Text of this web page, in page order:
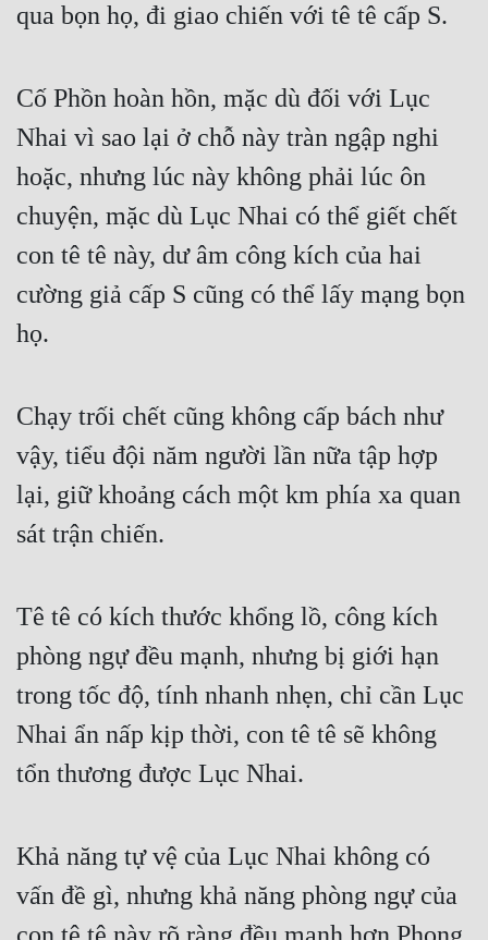
qua bọn họ, đi giao chiến với tê tê cấp S.
Cố Phồn hoàn hồn, mặc dù đối với Lục
Nhai vì sao lại ở chỗ này tràn ngập nghi
hoặc, nhưng lúc này không phải lúc ôn
chuyện, mặc dù Lục Nhai có thể giết chết
con tê tê này, dư âm công kích của hai
cường giả cấp S cũng có thể lấy mạng bọn
họ.
Chạy trối chết cũng không cấp bách như
vậy, tiểu đội năm người lần nữa tập hợp
lại, giữ khoảng cách một km phía xa quan
sát trận chiến.
Tê tê có kích thước khổng lồ, công kích
phòng ngự đều mạnh, nhưng bị giới hạn
trong tốc độ, tính nhanh nhẹn, chỉ cần Lục
Nhai ẩn nấp kịp thời, con tê tê sẽ không
tổn thương được Lục Nhai.
Khả năng tự vệ của Lục Nhai không có
vấn đề gì, nhưng khả năng phòng ngự của